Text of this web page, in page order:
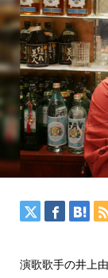
演歌歌手の井上